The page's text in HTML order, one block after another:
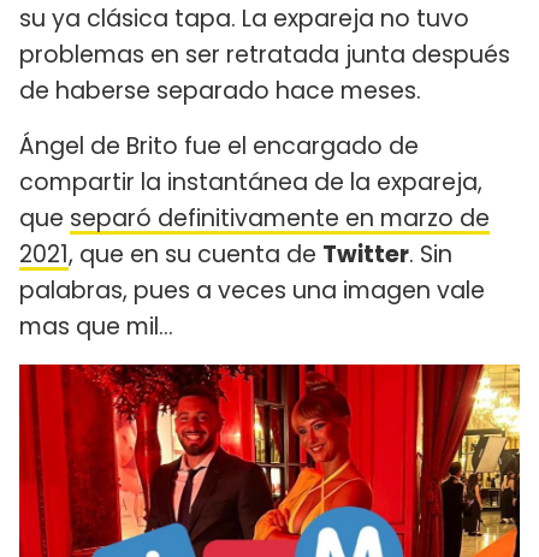
su ya clásica tapa. La expareja no tuvo
problemas en ser retratada junta después
de haberse separado hace meses.
Ángel de Brito fue el encargado de
compartir la instantánea de la expareja,
que separó definitivamente en marzo de
2021, que en su cuenta de Twitter. Sin
palabras, pues a veces una imagen vale
mas que mil...